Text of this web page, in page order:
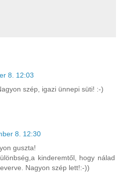
8. 12:03
szép, igazi ünnepi süti! :-)
8. 12:30
guszta!
kinderemtől, hogy nálad
Nagyon szép lett!:-))